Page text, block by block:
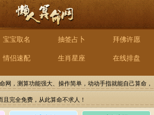
宝宝取名 抽签占卜 拜佛许愿
情侣速配 生肖星座 在线排盘
网，测算功能强大、操作简单，动动手指就能自己算命，
且完全免费，从此算命不求人！